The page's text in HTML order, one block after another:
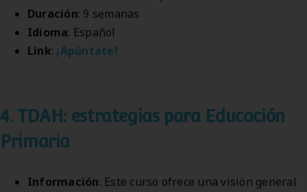
Duración: 9 semanas
Idioma: Español
Link: ¡Apúntate!
4. TDAH: estrategias para Educación
Primaria
Información: Este curso ofrece una visión general